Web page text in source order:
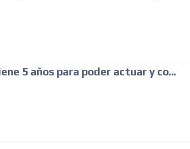
5 años para poder actuar y co...